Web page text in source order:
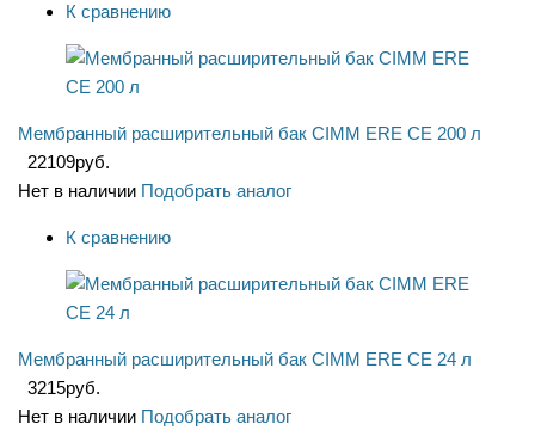
К сравнению
Мембранный расширительный бак CIMM ERE CE 200 л
22109руб.
Нет в наличии Подобрать аналог
К сравнению
Мембранный расширительный бак CIMM ERE CE 24 л
3215руб.
Нет в наличии Подобрать аналог